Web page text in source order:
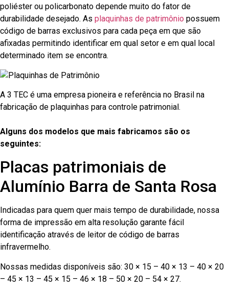
poliéster ou policarbonato depende muito do fator de
durabilidade desejado. As plaquinhas de patrimônio possuem
código de barras exclusivos para cada peça em que são
afixadas permitindo identificar em qual setor e em qual local
determinado item se encontra.
A 3 TEC é uma empresa pioneira e referência no Brasil na
fabricação de plaquinhas para controle patrimonial.
Alguns dos modelos que mais fabricamos são os
seguintes:
Placas patrimoniais de
Alumínio Barra de Santa Rosa
Indicadas para quem quer mais tempo de durabilidade, nossa
forma de impressão em alta resolução garante fácil
identificação através de leitor de código de barras
infravermelho.
Nossas medidas disponíveis são: 30 × 15 – 40 × 13 – 40 × 20
– 45 × 13 – 45 × 15 – 46 × 18 – 50 × 20 – 54 × 27.